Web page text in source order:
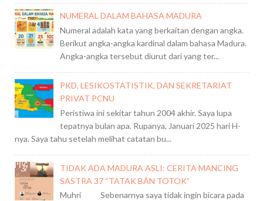
NUMERAL DALAM BAHASA MADURA
Numeral adalah kata yang berkaitan dengan angka.
Berikut angka-angka kardinal dalam bahasa Madura.
Angka-angka tersebut diurut dari yang ter...
PKD, LESIKOSTATISTIK, DAN SEKRETARIAT
PRIVAT PCNU
Peristiwa ini sekitar tahun 2004 akhir. Saya lupa
tepatnya bulan apa. Rupanya, Januari 2025 hari H-
nya. Saya tahu setelah melihat catatan bu...
TIDAK ADA MADURA ASLI: CERITA MANCING
SASTRA 37 “TATAK BÂN TOTOK”
Muhri Sebenarnya saya tidak ingin bicara pada